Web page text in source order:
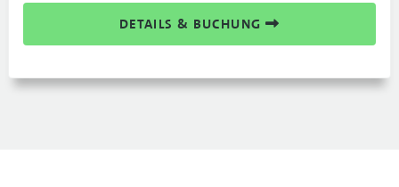
DETAILS & BUCHUNG